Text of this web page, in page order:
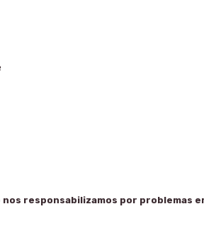
nos responsabilizamos por problemas